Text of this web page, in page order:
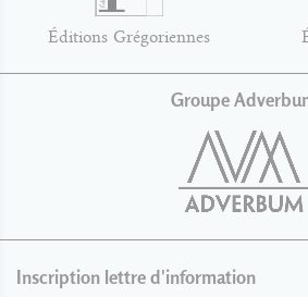
Éditions Grégoriennes
Groupe
Inscription lettre d'information